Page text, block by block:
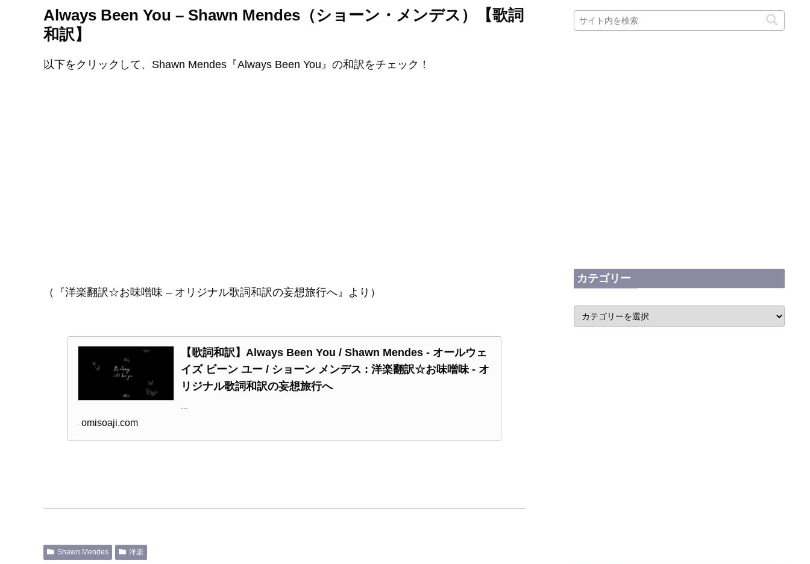
Always Been You – Shawn Mendes（ショーン・メンデス）【歌詞
和訳】
以下をクリックして、Shawn Mendes『Always Been You』の和訳をチェック！
（『洋楽翻訳☆お味噌味 – オリジナル歌詞和訳の妄想旅行へ』より）
【歌詞和訳】Always Been You / Shawn Mendes - オールウェ
イズ ビーン ユー / ショーン メンデス : 洋楽翻訳☆お味噌味 - オ
リジナル歌詞和訳の妄想旅行へ
omisoaji.com
Shawn Mendes 洋楽
カテゴリー